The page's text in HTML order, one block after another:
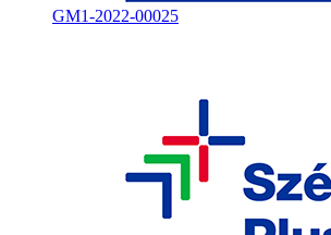
GM1-2022-00025